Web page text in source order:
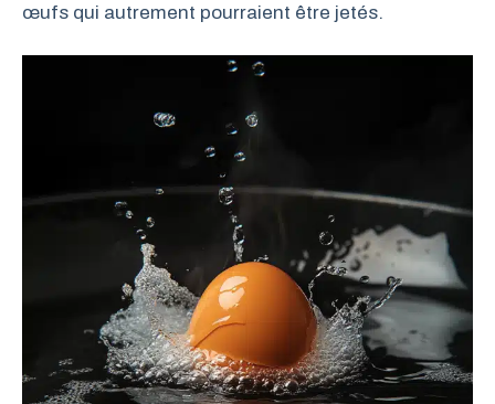
œufs qui autrement pourraient être jetés.